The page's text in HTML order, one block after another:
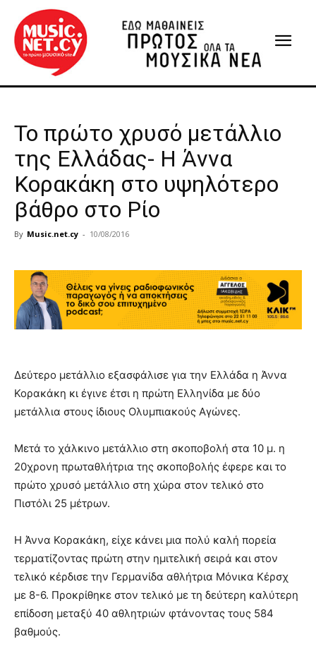
To πρώτο χρυσό μετάλλιο
της Ελλάδας- Η Άννα
Κορακάκη στο υψηλότερο
βάθρο στο Ρίο
By Music.net.cy - 10/08/2016
Δεύτερο μετάλλιο εξασφάλισε για την Ελλάδα η Άννα
Κορακάκη κι έγινε έτσι η πρώτη Ελληνίδα με δύο
μετάλλια στους ίδιους Ολυμπιακούς Αγώνες.
Μετά το χάλκινο μετάλλιο στη σκοποβολή στα 10 μ. η
20χρονη πρωταθλήτρια της σκοποβολής έφερε και το
πρώτο χρυσό μετάλλιο στη χώρα στον τελικό στο
Πιστόλι 25 μέτρων.
Η Άννα Κορακάκη, είχε κάνει μια πολύ καλή πορεία
τερματίζοντας πρώτη στην ημιτελική σειρά και στον
τελικό κέρδισε την Γερμανίδα αθλήτρια Μόνικα Κέρσχ
με 8-6. Προκρίθηκε στον τελικό με τη δεύτερη καλύτερη
επίδοση μεταξύ 40 αθλητριών φτάνοντας τους 584
βαθμούς.